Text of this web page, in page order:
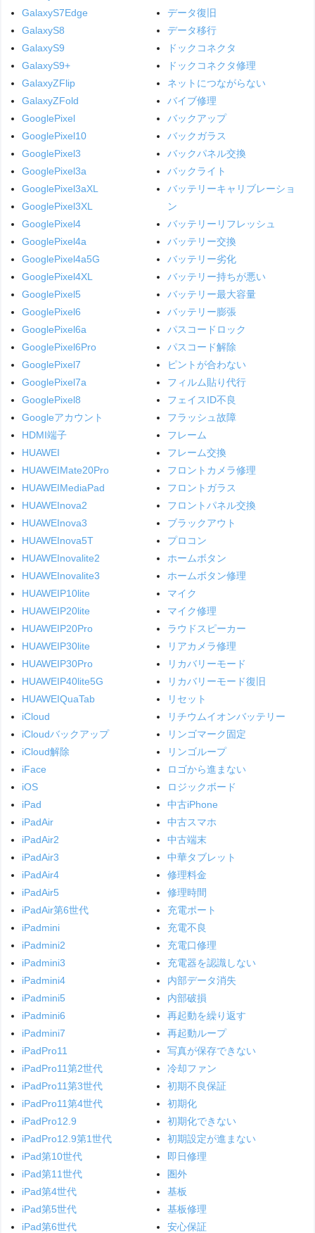
GalaxyS7Edge
GalaxyS8
GalaxyS9
GalaxyS9+
GalaxyZFlip
GalaxyZFold
GooglePixel
GooglePixel10
GooglePixel3
GooglePixel3a
GooglePixel3aXL
GooglePixel3XL
GooglePixel4
GooglePixel4a
GooglePixel4a5G
GooglePixel4XL
GooglePixel5
GooglePixel6
GooglePixel6a
GooglePixel6Pro
GooglePixel7
GooglePixel7a
GooglePixel8
Googleアカウント
HDMI端子
HUAWEI
HUAWEIMate20Pro
HUAWEIMediaPad
HUAWEInova2
HUAWEInova3
HUAWEInova5T
HUAWEInovalite2
HUAWEInovalite3
HUAWEIP10lite
HUAWEIP20lite
HUAWEIP20Pro
HUAWEIP30lite
HUAWEIP30Pro
HUAWEIP40lite5G
HUAWEIQuaTab
iCloud
iCloudバックアップ
iCloud解除
iFace
iOS
iPad
iPadAir
iPadAir2
iPadAir3
iPadAir4
iPadAir5
iPadAir第6世代
iPadmini
iPadmini2
iPadmini3
iPadmini4
iPadmini5
iPadmini6
iPadmini7
iPadPro11
iPadPro11第2世代
iPadPro11第3世代
iPadPro11第4世代
iPadPro12.9
iPadPro12.9第1世代
iPad第10世代
iPad第11世代
iPad第4世代
iPad第5世代
iPad第6世代
データ復旧
データ移行
ドックコネクタ
ドックコネクタ修理
ネットにつながらない
バイブ修理
バックアップ
バックガラス
バックパネル交換
バックライト
バッテリーキャリブレーショ
ン
バッテリーリフレッシュ
バッテリー交換
バッテリー劣化
バッテリー持ちが悪い
バッテリー最大容量
バッテリー膨張
パスコードロック
パスコード解除
ピントが合わない
フィルム貼り代行
フェイスID不良
フラッシュ故障
フレーム
フレーム交換
フロントカメラ修理
フロントガラス
フロントパネル交換
ブラックアウト
プロコン
ホームボタン
ホームボタン修理
マイク
マイク修理
ラウドスピーカー
リアカメラ修理
リカバリーモード
リカバリーモード復旧
リセット
リチウムイオンバッテリー
リンゴマーク固定
リンゴループ
ロゴから進まない
ロジックボード
中古iPhone
中古スマホ
中古端末
中華タブレット
修理料金
修理時間
充電ポート
充電不良
充電口修理
充電器を認識しない
内部データ消失
内部破損
再起動を繰り返す
再起動ループ
写真が保存できない
冷却ファン
初期不良保証
初期化
初期化できない
初期設定が進まない
即日修理
圏外
基板
基板修理
安心保証